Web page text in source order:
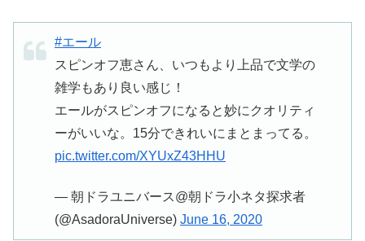
#エール
スピンオフ恵さん、いつもより上品で文学の
雑学もあり良い感じ！
エールがスピンオフになると妙にクオリティ
ーがいいな。15分できれいにまとまってる。
pic.twitter.com/XYUxZ43HHU
— 朝ドラユニバース@朝ドラ小ネタ探求者
(@AsadoraUniverse) June 16, 2020